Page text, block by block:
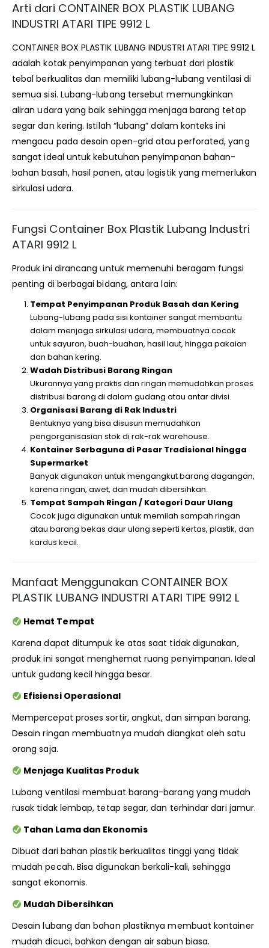
Arti dari CONTAINER BOX PLASTIK LUBANG
INDUSTRI ATARI TIPE 9912 L
CONTAINER BOX PLASTIK LUBANG INDUSTRI ATARI TIPE 9912 L
adalah kotak penyimpanan yang terbuat dari plastik
tebal berkualitas dan memiliki lubang-lubang ventilasi di
semua sisi. Lubang-lubang tersebut memungkinkan
aliran udara yang baik sehingga menjaga barang tetap
segar dan kering. Istilah “lubang” dalam konteks ini
mengacu pada desain open-grid atau perforated, yang
sangat ideal untuk kebutuhan penyimpanan bahan-
bahan basah, hasil panen, atau logistik yang memerlukan
sirkulasi udara.
Fungsi Container Box Plastik Lubang Industri
ATARI 9912 L
Produk ini dirancang untuk memenuhi beragam fungsi
penting di berbagai bidang, antara lain:
Tempat Penyimpanan Produk Basah dan Kering
Lubang-lubang pada sisi kontainer sangat membantu
dalam menjaga sirkulasi udara, membuatnya cocok
untuk sayuran, buah-buahan, hasil laut, hingga pakaian
dan bahan kering.
Wadah Distribusi Barang Ringan
Ukurannya yang praktis dan ringan memudahkan proses
distribusi barang di dalam gudang atau antar divisi.
Organisasi Barang di Rak Industri
Bentuknya yang bisa disusun memudahkan
pengorganisasian stok di rak-rak warehouse.
Kontainer Serbaguna di Pasar Tradisional hingga
Supermarket
Banyak digunakan untuk mengangkut barang dagangan,
karena ringan, awet, dan mudah dibersihkan.
Tempat Sampah Ringan / Kategori Daur Ulang
Cocok juga digunakan untuk memilah sampah ringan
atau barang bekas daur ulang seperti kertas, plastik, dan
kardus kecil.
Manfaat Menggunakan CONTAINER BOX
PLASTIK LUBANG INDUSTRI ATARI TIPE 9912 L
Hemat Tempat
Karena dapat ditumpuk ke atas saat tidak digunakan,
produk ini sangat menghemat ruang penyimpanan. Ideal
untuk gudang kecil hingga besar.
Efisiensi Operasional
Mempercepat proses sortir, angkut, dan simpan barang.
Desain ringan membuatnya mudah diangkat oleh satu
orang saja.
Menjaga Kualitas Produk
Lubang ventilasi membuat barang-barang yang mudah
rusak tidak lembap, tetap segar, dan terhindar dari jamur.
Tahan Lama dan Ekonomis
Dibuat dari bahan plastik berkualitas tinggi yang tidak
mudah pecah. Bisa digunakan berkali-kali, sehingga
sangat ekonomis.
Mudah Dibersihkan
Desain lubang dan bahan plastiknya membuat kontainer
mudah dicuci, bahkan dengan air sabun biasa.